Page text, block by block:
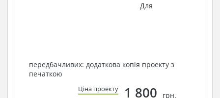
Для
передбачливих: додаткова копія проекту з
печаткою
Ціна проекту 1 800 грн.